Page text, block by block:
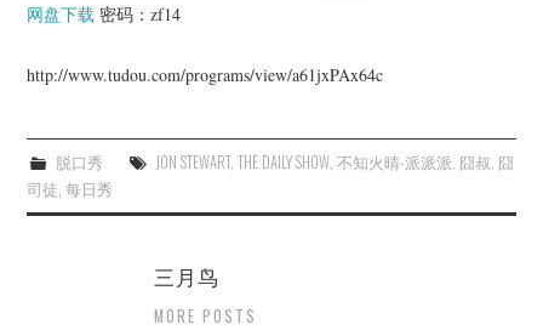
杂七杂八
美剧英剧
电影档期
推荐电影
网盘下载 密码：zf14
http://www.tudou.com/programs/view/a61jxPAx64c
脱口秀 JON STEWART, THE DAILY SHOW, 不知火晴-派派派, 囧叔, 囧
司徒,每日秀
三月鸟
MORE POSTS